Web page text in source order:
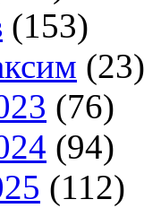
(153)
(23)
(76)
(94)
(112)